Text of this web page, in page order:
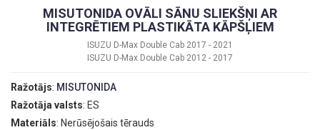
MISUTONIDA OVĀLI SĀNU SLIEKŠŅI AR
INTEGRĒTIEM PLASTIKĀTA KĀPŠĻIEM
ISUZU D-Max Double Cab 2017 - 2021
ISUZU D-Max Double Cab 2012 - 2017
Ražotājs: MISUTONIDA
Ražotāja valsts: ES
Materiāls: Nerūsējošais tērauds